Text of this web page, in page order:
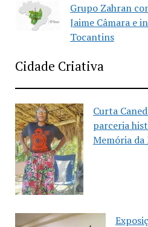
Grupo Zahran
Jaime Câmara e
Tocantins
Cidade Criativa
Curta
parceria
Memória